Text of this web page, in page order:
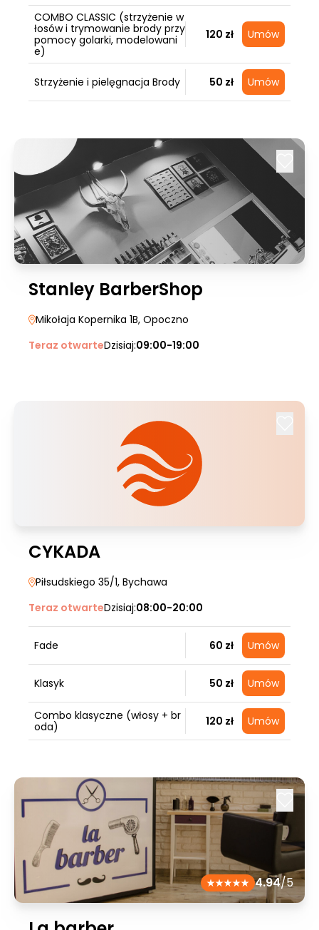
COMBO CLASSIC (strzyżenie w
łosów i trymowanie brody przy
pomocy golarki, modelowani
e)
120 zł Umów
Strzyżenie i pielęgnacja Brody 50 zł Umów
Stanley BarberShop
Mikołaja Kopernika 1B, Opoczno
Teraz otwarteDzisiaj:09:00-19:00
CYKADA
Piłsudskiego 35/1, Bychawa
Teraz otwarteDzisiaj:08:00-20:00
Fade 60 zł Umów
Klasyk 50 zł Umów
Combo klasyczne (włosy + br
oda)
120 zł Umów
4.94/5